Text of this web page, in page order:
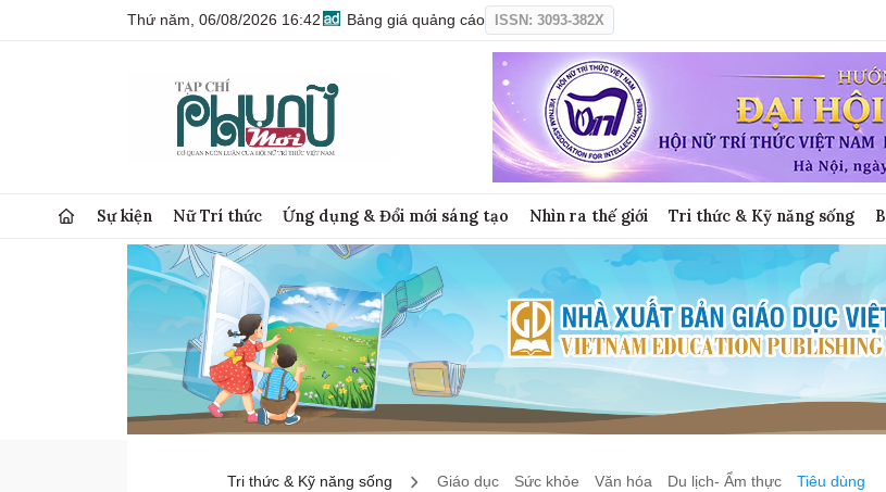
Thứ năm, 06/08/2026 16:42 Bảng giá quảng cáo ISSN: 3093-382X
Sự kiện Nữ Trí thức Ứng dụng & Đổi mới sáng tạo Nhìn ra thế giới Tri thức & Kỹ năng sống
Tri thức & Kỹ năng sống Giáo dục Sức khỏe Văn hóa Du lịch- Ẩm thực Tiêu dùng